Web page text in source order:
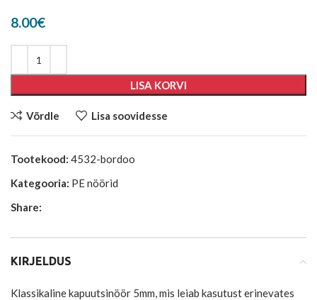
8.00€
LISA KORVI
Võrdle Lisa soovidesse
Tootekood: 4532-bordoo
Kategooria: PE nöörid
Share:
KIRJELDUS
Klassikaline kapuutsinöör 5mm, mis leiab kasutust erinevates